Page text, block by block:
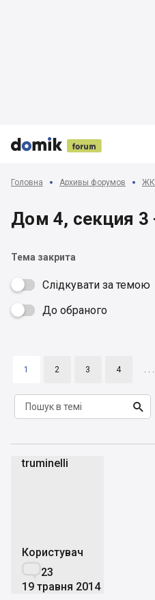


 

Головна Архивы форумов ЖК
Дом 4, секция 3
Тема закрита
Слідкувати за темою
 До обраного
1 2 3 4 . . .

truminelli
Користувач
23
19 травня 2014